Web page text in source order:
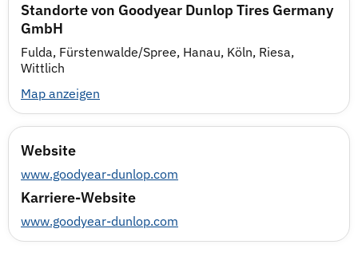
Standorte von Goodyear Dunlop Tires Germany
GmbH
Fulda, Fürstenwalde/Spree, Hanau, Köln, Riesa,
Wittlich
Map anzeigen
Website
www.goodyear-dunlop.com
Karriere-Website
www.goodyear-dunlop.com